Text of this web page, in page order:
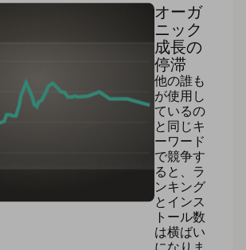
オーガ
ニック
成長の
停滞
他の誰も
が使用し
ているの
と同じキ
ーワード
で競争す
ると、ラ
ンキング
とインス
トール数
は横ばい
になりま